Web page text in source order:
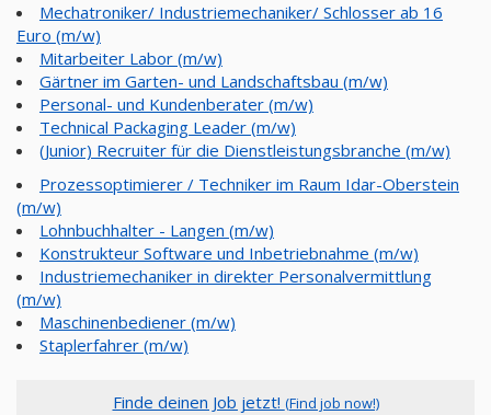
Mechatroniker/ Industriemechaniker/ Schlosser ab 16
Euro (m/w)
Mitarbeiter Labor (m/w)
Gärtner im Garten- und Landschaftsbau (m/w)
Personal- und Kundenberater (m/w)
Technical Packaging Leader (m/w)
(Junior) Recruiter für die Dienstleistungsbranche (m/w)
Prozessoptimierer / Techniker im Raum Idar-Oberstein
(m/w)
Lohnbuchhalter - Langen (m/w)
Konstrukteur Software und Inbetriebnahme (m/w)
Industriemechaniker in direkter Personalvermittlung
(m/w)
Maschinenbediener (m/w)
Staplerfahrer (m/w)
Finde deinen Job jetzt! (Find job now!)